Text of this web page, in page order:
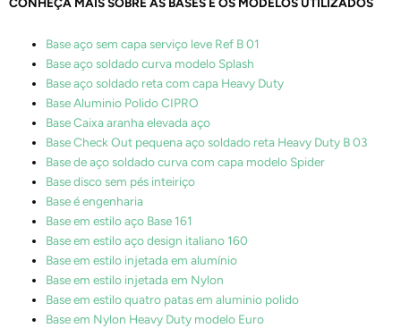
Base aço sem capa serviço leve Ref B 01
Base aço soldado curva modelo Splash
Base aço soldado reta com capa Heavy Duty
Base Aluminio Polido CIPRO
Base Caixa aranha elevada aço
Base Check Out pequena aço soldado reta Heavy Duty B 03
Base de aço soldado curva com capa modelo Spider
Base disco sem pés inteiriço
Base é engenharia
Base em estilo aço Base 161
Base em estilo aço design italiano 160
Base em estilo injetada em alumínio
Base em estilo injetada em Nylon
Base em estilo quatro patas em aluminio polido
Base em Nylon Heavy Duty modelo Euro